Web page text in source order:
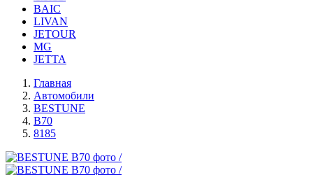
BAIC
LIVAN
JETOUR
MG
JETTA
Главная
Автомобили
BESTUNE
B70
8185